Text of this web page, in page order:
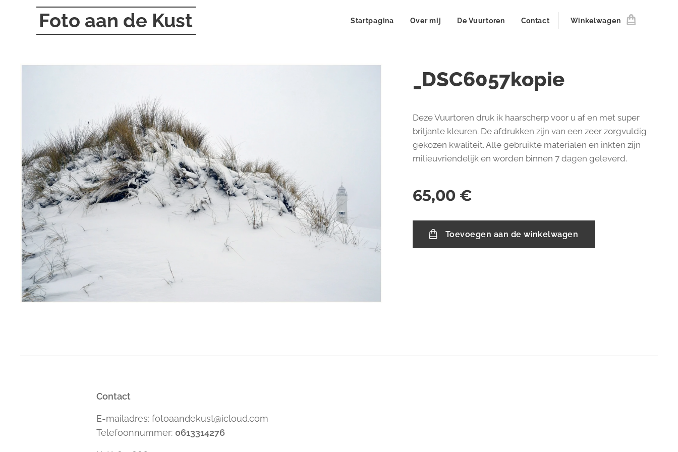
Foto aan de Kust Startpagina Over mij De Vuurtoren Contact Winkelwagen
_DSC6057kopie
Deze Vuurtoren druk ik haarscherp voor u af en met super
briljante kleuren. De afdrukken zijn van een zeer zorgvuldig
gekozen kwaliteit. Alle gebruikte materialen en inkten zijn
milieuvriendelijk en worden binnen 7 dagen geleverd.
65,00 €
Toevoegen aan de winkelwagen
Contact
E-mailadres: fotoaandekust@icloud.com
Telefoonnummer: 0613314276